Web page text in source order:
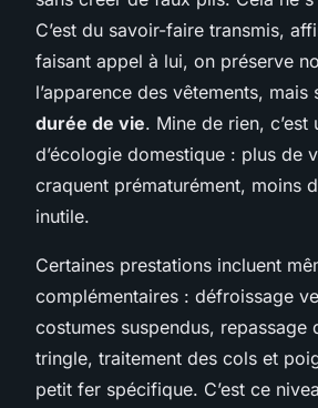
C’est du savoir-faire transmis,
faisant appel à lui, on préserve
l’apparence des vêtements, mais
durée de vie. Mine de rien, c’est
d’écologie domestique : plus de
craquent prématurément, moins
inutile.
Certaines prestations incluent
complémentaires : défroissage
costumes suspendus, repassage
tringle, traitement des cols et
petit fer spécifique. C’est ce